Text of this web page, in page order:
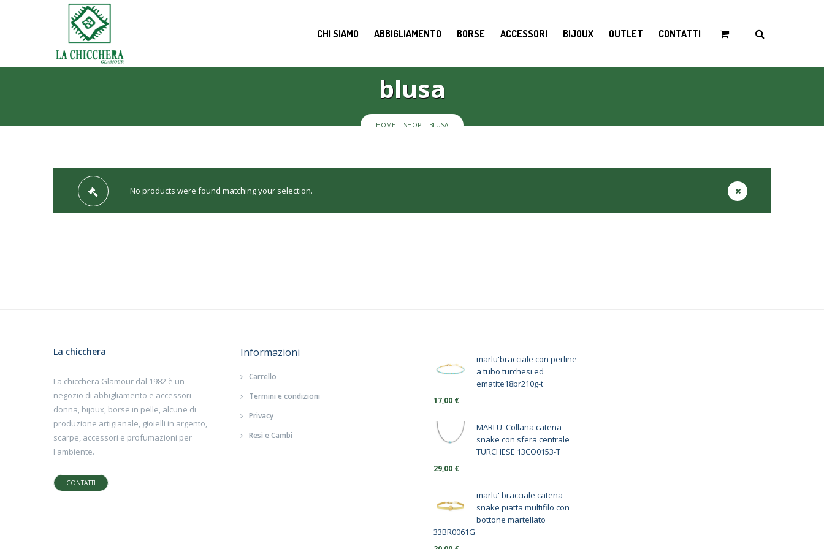
CHI SIAMO ABBIGLIAMENTO BORSE ACCESSORI BIJOUX OUTLET CONTATTI
blusa
HOME SHOP BLUSA
No products were found matching your selection.
La chicchera
La chicchera Glamour dal 1982 è un
negozio di abbigliamento e accessori
donna, bijoux, borse in pelle, alcune di
produzione artigianale, gioielli in argento,
scarpe, accessori e profumazioni per
l'ambiente.
CONTATTI
Informazioni
Carrello
Termini e condizioni
Privacy
Resi e Cambi
marlu'bracciale con perline
a tubo turchesi ed
ematite18br210g-t
17,00 €
MARLU' Collana catena
snake con sfera centrale
TURCHESE 13CO0153-T
29,00 €
marlu' bracciale catena
snake piatta multifilo con
bottone martellato
33BR0061G